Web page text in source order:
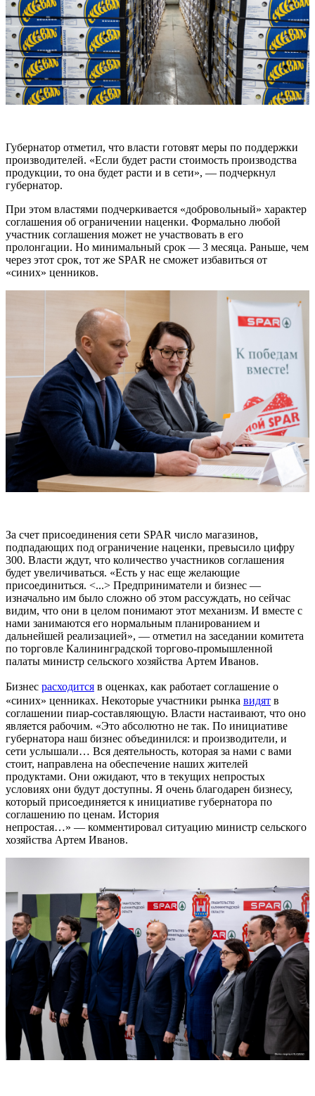
Губернатор отметил, что власти готовят меры по поддержки
производителей. «Если будет расти стоимость производства
продукции, то она будет расти и в сети», — подчеркнул
губернатор.
При этом властями подчеркивается «добровольный» характер
соглашения об ограничении наценки. Формально любой
участник соглашения может не участвовать в его
пролонгации. Но минимальный срок — 3 месяца. Раньше, чем
через этот срок, тот же SPAR не сможет избавиться от
«синих» ценников.
За счет присоединения сети SPAR число магазинов,
подпадающих под ограничение наценки, превысило цифру
300. Власти ждут, что количество участников соглашения
будет увеличиваться. «Есть у нас еще желающие
присоединиться. <...> Предприниматели и бизнес —
изначально им было сложно об этом рассуждать, но сейчас
видим, что они в целом понимают этот механизм. И вместе с
нами занимаются его нормальным планированием и
дальнейшей реализацией», — отметил на заседании комитета
по торговле Калининградской торгово-промышленной
палаты министр сельского хозяйства Артем Иванов.
Бизнес расходится в оценках, как работает соглашение о
«синих» ценниках. Некоторые участники рынка видят в
соглашении пиар-составляющую. Власти настаивают, что оно
является рабочим. «Это абсолютно не так. По инициативе
губернатора наш бизнес объединился: и производители, и
сети услышали… Вся деятельность, которая за нами с вами
стоит, направлена на обеспечение наших жителей
продуктами. Они ожидают, что в текущих непростых
условиях они будут доступны. Я очень благодарен бизнесу,
который присоединяется к инициативе губернатора по
соглашению по ценам. История
непростая…» — комментировал ситуацию министр сельского
хозяйства Артем Иванов.